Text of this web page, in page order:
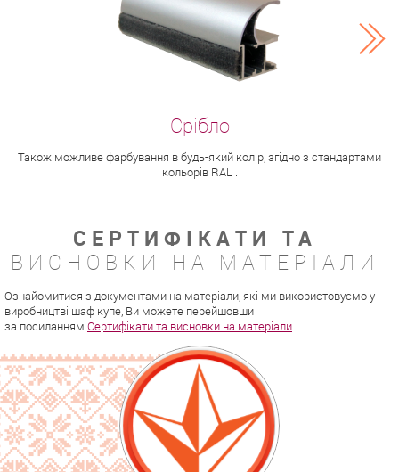
Також можливе фарбування в будь-який колір, згідно з стандартами
кольорів RAL .
СЕРТИФІКАТИ ТА
ВИСНОВКИ НА МАТЕРІАЛИ
Ознайомитися з документами на матеріали, які ми використовуємо у
виробництві шаф купе, Ви можете перейшовши
за посиланням Сертифікати та висновки на матеріали